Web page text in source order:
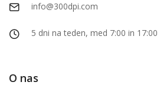
info@300dpi.com
5 dni na teden, med 7:00 in 17:00
O nas